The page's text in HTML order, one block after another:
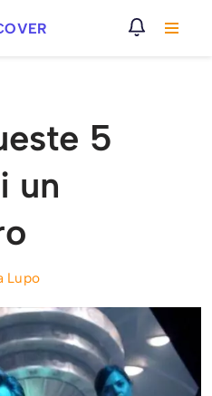
5
un
Lupo